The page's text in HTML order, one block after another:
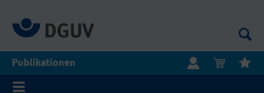
Publikationen